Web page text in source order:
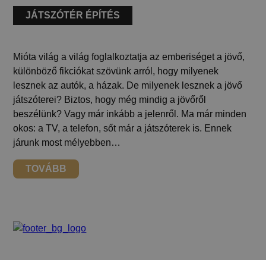
JÁTSZÓTÉR ÉPÍTÉS
Mióta világ a világ foglalkoztatja az emberiséget a jövő,
különböző fikciókat szövünk arról, hogy milyenek
lesznek az autók, a házak. De milyenek lesznek a jövő
játszóterei? Biztos, hogy még mindig a jövőről
beszélünk? Vagy már inkább a jelenről. Ma már minden
okos: a TV, a telefon, sőt már a játszóterek is. Ennek
járunk most mélyebben…
TOVÁBB